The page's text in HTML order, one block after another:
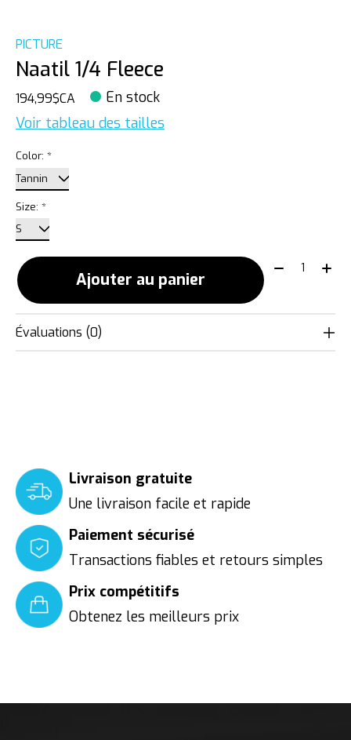
PICTURE
Naatil 1/4 Fleece
194,99$CA En stock
Voir tableau des tailles
Color: *
Size: *
Ajouter au panier
Quantité:
Évaluations (0)
Livraison gratuite
Une livraison facile et rapide
Paiement sécurisé
Transactions fiables et retours simples
Prix compétitifs
Obtenez les meilleurs prix